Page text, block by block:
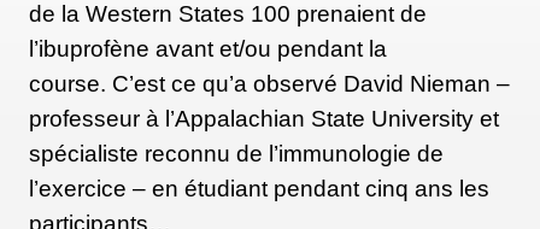
« Au bout d'un moment, on est venu me demander
si j’allais le refaire. Et quand ». Elle a donc lancé
une groupe en ligne, baptisé Red Hot Chilly
Dippers (dippers signifinant ceux qui s’immergent
en eaux froides), qui est très vite passé de 17 à 150
membres. Tout au long de l'hiver, ils ont
de la Western States 100 prenaient de
l’ibuprofène avant et/ou pendant la
course. C’est ce qu’a observé David Nieman –
professeur à l’Appalachian State University et
spécialiste reconnu de l’immunologie de
l’exercice – en étudiant pendant cinq ans les
participants…